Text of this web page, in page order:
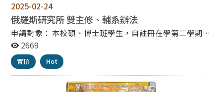
2025-02-24
俄羅斯研究所 雙主修、輔系辦法
申請對象： 本校碩、博士班學生，自註冊在學第二學期起
至第四學期止，經就讀學系所（學程）同意，得向招收修
讀雙主修或輔系學系所（學程）提出申請。 申請時間：
每年四月下旬至五月上旬期間（依本校行事曆公告為
準）。 申請方式： 於上列公告申請時間內填寫紙本申請
2669
置頂 Hot